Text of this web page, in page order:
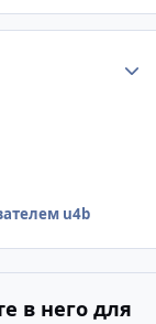
u4b
в него для